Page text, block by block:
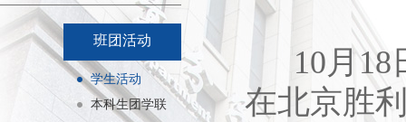
班团活动
学生活动
本科生团学联
10月18日
在北京胜